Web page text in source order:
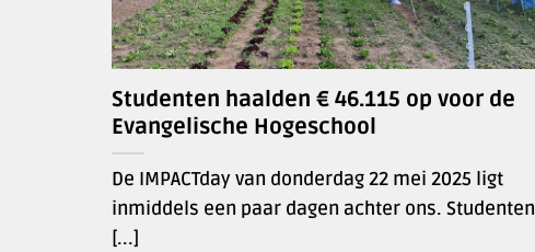
Studenten haalden € 46.115 op voor de
Evangelische Hogeschool
De IMPACTday van donderdag 22 mei 2025 ligt
inmiddels een paar dagen achter ons. Studenten
[...]